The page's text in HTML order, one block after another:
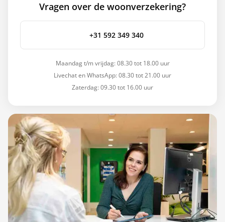
Vragen over de woonverzekering?
+31 592 349 340
Maandag t/m vrijdag: 08.30 tot 18.00 uur
Livechat en WhatsApp: 08.30 tot 21.00 uur
Zaterdag: 09.30 tot 16.00 uur